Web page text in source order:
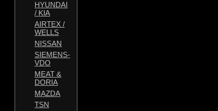
HYUNDAI
/ KIA
AIRTEX /
WELLS
NISSAN
SIEMENS-
VDO
MEAT &
DORIA
MAZDA
TSN